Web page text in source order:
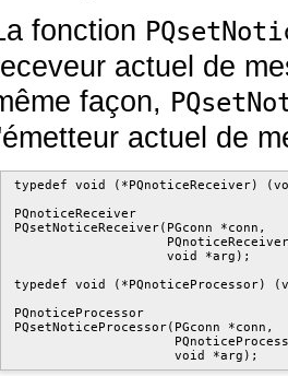
fonction
actuel de
façon,
actuel de
typedef void (*PQnoticeReceiver)
PQnoticeReceiver
PQsetNoticeReceiver(PGconn *conn,
                    void *arg);
typedef void (*PQnoticeProcessor)
PQnoticeProcessor
PQsetNoticeProcessor(PGconn *conn,